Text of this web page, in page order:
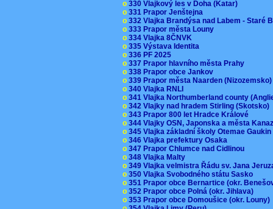
o 330 Vlajkový les v Doha (Katar)
o 331 Prapor Jenštejna
o 332 Vlajka Brandýsa nad Labem - Staré
o 333 Prapor města Louny
o 334 Vlajka 8ČNVK
o 335 Výstava Identita
o 336 PF 2025
o 337 Prapor hlavního města Prahy
o 338 Prapor obce Jankov
o 339 Prapor města Naarden
o 340 Vlajka RNLI
o 341 Vlajka Northumberland county
o 342 Vlajky nad hradem Stirling (Skotsko)
o 343 Prapor 800 let Hradce Králové
o 344 Vlajky OSN, Japonska a města
o 345 Vlajka základní školy Otemae
o 346 Vlajka prefektury Osaka
o 347 Prapor Chlumce nad Cidlinou
o 348 Vlajka Malty
o 349 Vlajka velmistra Řádu sv. Jana
o 350 Vlajka Svobodného státu Sasko
o 351 Prapor obce Bernartice (okr.
o 352 Prapor obce Polná (okr. Jihlava)
o 353 Prapor obce Domoušice (okr. Louny)